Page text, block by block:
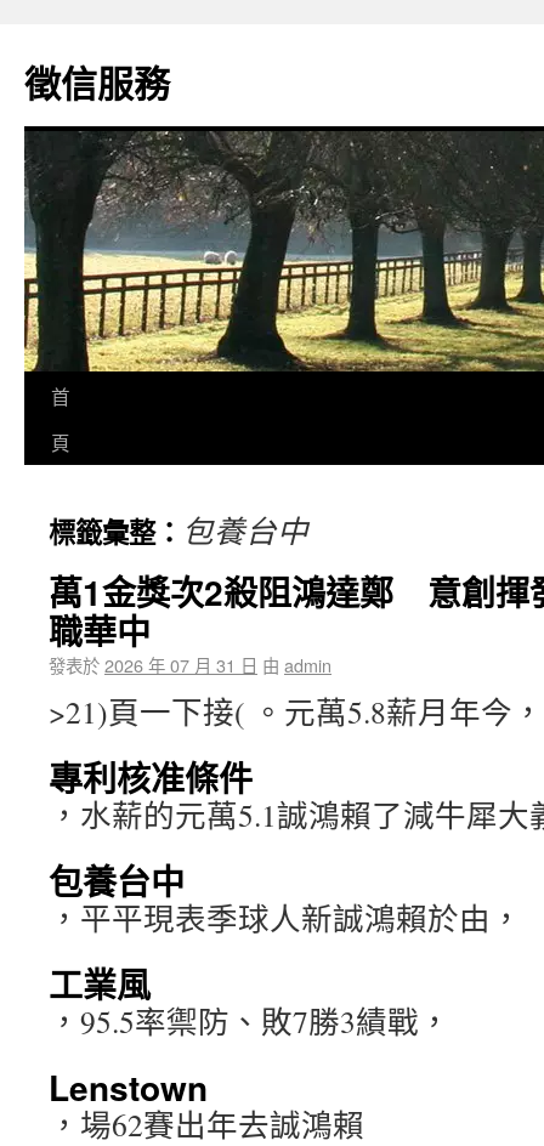
徵信服務
首
頁
標籤彙整： 包養台中
萬1金獎次2殺阻鴻達鄭 意創揮
職華中
發表於2026 年 07 月 31 日 由 admin
>21)頁一下接( 。元萬5.8薪月年今，
專利核准條件
，水薪的元萬5.1誠鴻賴了減牛犀大
包養台中
，平平現表季球人新誠鴻賴於由，
工業風
，95.5率禦防、敗7勝3績戰，
Lenstown
，場62賽出年去誠鴻賴